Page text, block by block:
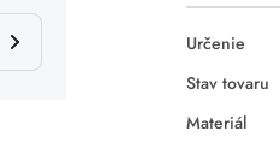
Určenie
Stav tovaru
Materiál